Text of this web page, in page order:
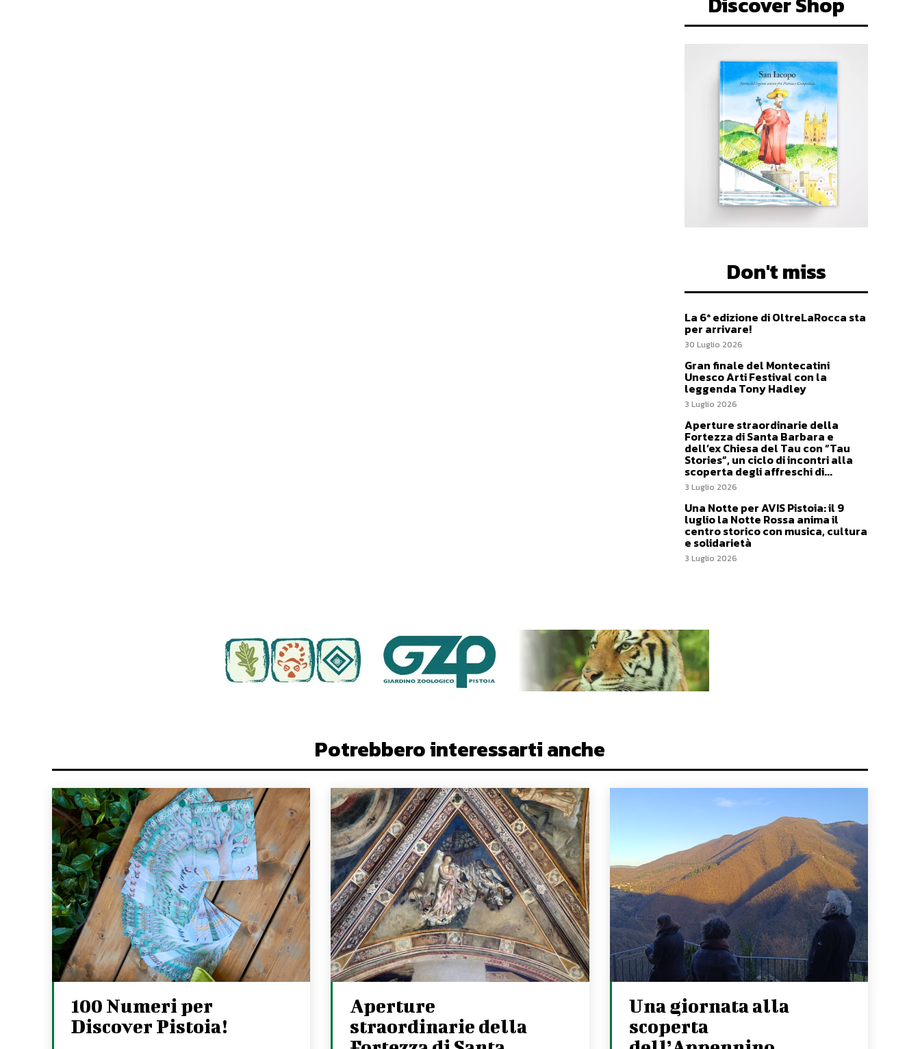
Don't miss
La 6ª edizione di OltreLaRocca sta
per arrivare!
30 Luglio 2026
Gran finale del Montecatini
Unesco Arti Festival con la
leggenda Tony Hadley
3 Luglio 2026
Aperture straordinarie della
Fortezza di Santa Barbara e
dell’ex Chiesa del Tau con “Tau
Stories”, un ciclo di incontri alla
scoperta degli affreschi di...
3 Luglio 2026
Una Notte per AVIS Pistoia: il 9
luglio la Notte Rossa anima il
centro storico con musica, cultura
e solidarietà
3 Luglio 2026
Potrebbero interessarti anche
100 Numeri per
Discover Pistoia!
Aperture
straordinarie della
Una giornata alla
scoperta